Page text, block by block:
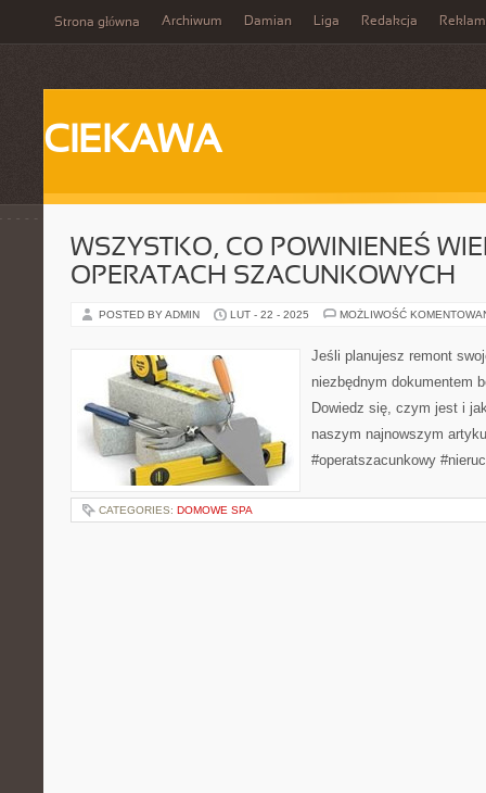
Strona główna Archiwum Damian Liga Redakcja
CIEKAWA
WSZYSTKO, CO POWINIENEŚ
OPERATACH SZACUNKOWYCH
POSTED BY ADMIN LUT - 22 - 2025 MOŻLIWOŚĆ
Jeśli planujesz remont
niezbędnym dokumentem
Dowiedz się, czym jest i
naszym najnowszym
#operatszacunkowy
CATEGORIES: DOMOWE SPA